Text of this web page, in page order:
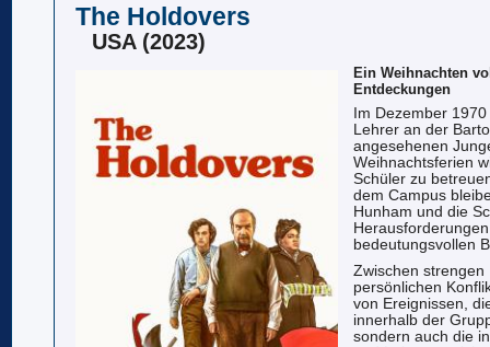
The Holdovers
USA (2023)
Ein Weihnachten
Entdeckungen
Im Dezember
Lehrer an der
angesehenen
Weihnachtsferien
Schüler zu
dem Campus
Hunham und die
bedeutungsvollen
Zwischen
persönlichen
von Ereignissen,
innerhalb der
sondern auch die